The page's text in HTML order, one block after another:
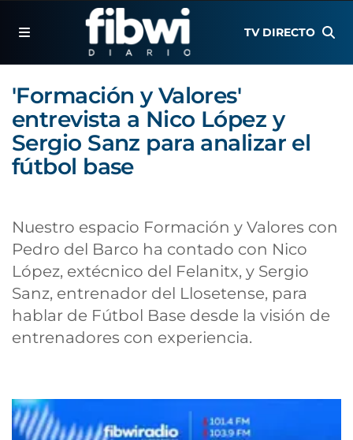
TV DIRECTO
'Formación y Valores'
entrevista a Nico López y
Sergio Sanz para analizar el
fútbol base
Nuestro espacio Formación y Valores con
Pedro del Barco ha contado con Nico
López, extécnico del Felanitx, y Sergio
Sanz, entrenador del Llosetense, para
hablar de Fútbol Base desde la visión de
entrenadores con experiencia.